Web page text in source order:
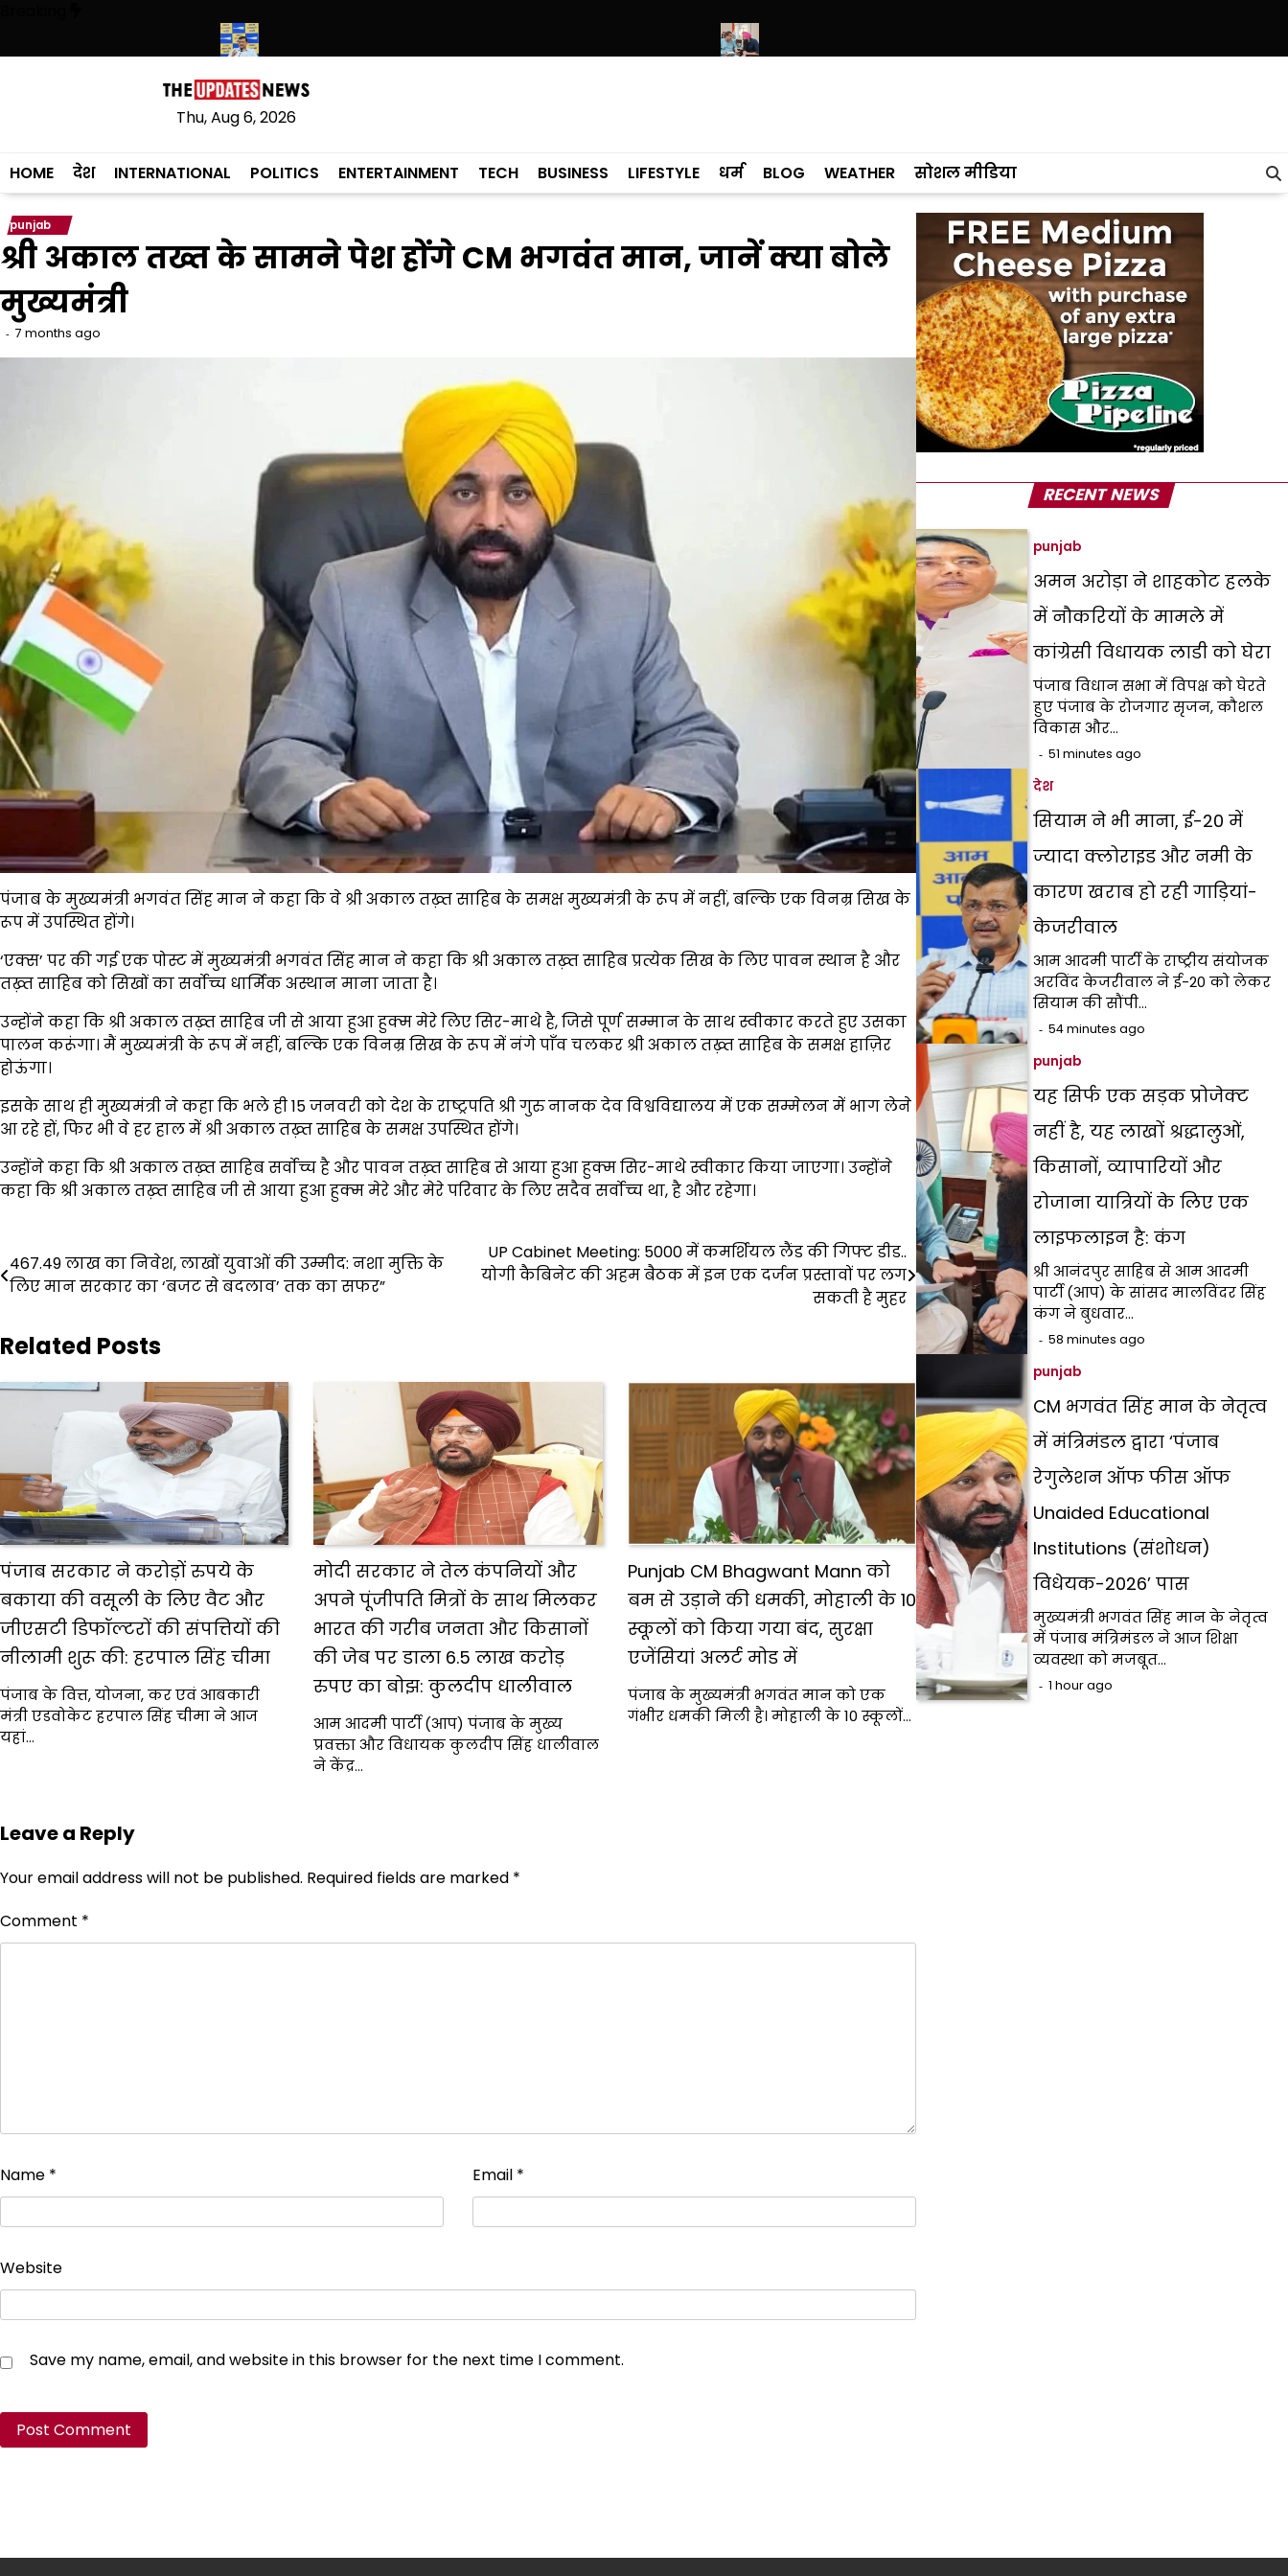
content
सियाम ने भी माना, ई-20 में ज्यादा क्लोराइड और नमी के कारण खराब हो रही गाड़ियां- केजरीवाल
Thu, Aug 6, 2026
HOME देश INTERNATIONAL POLITICS ENTERTAINMENT TECH BUSINESS LIFESTYLE धर्म BLOG WEATHER सोशल मीडिया
punjab
श्री अकाल तख्त के सामने पेश होंगे CM भगवंत मान, जानें क्या बोले
मुख्यमंत्री
7 months ago
पंजाब के मुख्यमंत्री भगवंत सिंह मान ने कहा कि वे श्री अकाल तख़्त साहिब के समक्ष मुख्यमंत्री के रूप में नहीं, बल्कि एक विनम्र सिख के
रूप में उपस्थित होंगे।
‘एक्स’ पर की गई एक पोस्ट में मुख्यमंत्री भगवंत सिंह मान ने कहा कि श्री अकाल तख़्त साहिब प्रत्येक सिख के लिए पावन स्थान है और
तख़्त साहिब को सिखों का सर्वोच्च धार्मिक अस्थान माना जाता है।
उन्होंने कहा कि श्री अकाल तख़्त साहिब जी से आया हुआ हुक्म मेरे लिए सिर-माथे है, जिसे पूर्ण सम्मान के साथ स्वीकार करते हुए उसका
पालन करूंगा। मैं मुख्यमंत्री के रूप में नहीं, बल्कि एक विनम्र सिख के रूप में नंगे पाँव चलकर श्री अकाल तख़्त साहिब के समक्ष हाज़िर
होऊंगा।
इसके साथ ही मुख्यमंत्री ने कहा कि भले ही 15 जनवरी को देश के राष्ट्रपति श्री गुरु नानक देव विश्वविद्यालय में एक सम्मेलन में भाग लेने
आ रहे हों, फिर भी वे हर हाल में श्री अकाल तख़्त साहिब के समक्ष उपस्थित होंगे।
उन्होंने कहा कि श्री अकाल तख़्त साहिब सर्वोच्च है और पावन तख़्त साहिब से आया हुआ हुक्म सिर-माथे स्वीकार किया जाएगा। उन्होंने
कहा कि श्री अकाल तख़्त साहिब जी से आया हुआ हुक्म मेरे और मेरे परिवार के लिए सदैव सर्वोच्च था, है और रहेगा।
Post
navigation
467.49 लाख का निवेश, लाखों युवाओं की उम्मीद: नशा मुक्ति के
लिए मान सरकार का ‘बजट से बदलाव’ तक का सफर”
UP Cabinet Meeting: 5000 में कमर्शियल लैंड की गिफ्ट डीड..
योगी कैबिनेट की अहम बैठक में इन एक दर्जन प्रस्तावों पर लग
सकती है मुहर
Related Posts
पंजाब सरकार ने करोड़ों रुपये के
बकाया की वसूली के लिए वैट और
जीएसटी डिफॉल्टरों की संपत्तियों की
नीलामी शुरू की: हरपाल सिंह चीमा
पंजाब के वित्त, योजना, कर एवं आबकारी
मंत्री एडवोकेट हरपाल सिंह चीमा ने आज
यहां…
मोदी सरकार ने तेल कंपनियों और
अपने पूंजीपति मित्रों के साथ मिलकर
भारत की गरीब जनता और किसानों
की जेब पर डाला 6.5 लाख करोड़
रुपए का बोझ: कुलदीप धालीवाल
आम आदमी पार्टी (आप) पंजाब के मुख्य
प्रवक्ता और विधायक कुलदीप सिंह धालीवाल
ने केंद्र…
Punjab CM Bhagwant Mann को
बम से उड़ाने की धमकी, मोहाली के 10
स्कूलों को किया गया बंद, सुरक्षा
एजेंसियां अलर्ट मोड में
पंजाब के मुख्यमंत्री भगवंत मान को एक
गंभीर धमकी मिली है। मोहाली के 10 स्कूलों…
Leave a Reply
Your email address will not be published. Required fields are marked *
Comment *
Name * Email *
Website
Save my name, email, and website in this browser for the next time I comment.
RECENT NEWS
punjab
अमन अरोड़ा ने शाहकोट हलके
में नौकरियों के मामले में
कांग्रेसी विधायक लाडी को घेरा
पंजाब विधान सभा में विपक्ष को घेरते
हुए पंजाब के रोजगार सृजन, कौशल
विकास और…
51 minutes ago
देश
सियाम ने भी माना, ई-20 में
ज्यादा क्लोराइड और नमी के
कारण खराब हो रही गाड़ियां-
केजरीवाल
आम आदमी पार्टी के राष्ट्रीय संयोजक
अरविंद केजरीवाल ने ई-20 को लेकर
सियाम की सौंपी…
54 minutes ago
punjab
यह सिर्फ एक सड़क प्रोजेक्ट
नहीं है, यह लाखों श्रद्धालुओं,
किसानों, व्यापारियों और
रोजाना यात्रियों के लिए एक
लाइफलाइन है: कंग
श्री आनंदपुर साहिब से आम आदमी
पार्टी (आप) के सांसद मालविंदर सिंह
कंग ने बुधवार…
58 minutes ago
punjab
CM भगवंत सिंह मान के नेतृत्व
में मंत्रिमंडल द्वारा ‘पंजाब
रेगुलेशन ऑफ फीस ऑफ
Unaided Educational
Institutions (संशोधन)
विधेयक-2026’ पास
मुख्यमंत्री भगवंत सिंह मान के नेतृत्व
में पंजाब मंत्रिमंडल ने आज शिक्षा
व्यवस्था को मजबूत…
1 hour ago